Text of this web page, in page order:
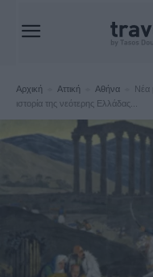
Αρχική Αττική Αθήνα
Νέα
ιστορία της νεότερης Ελλάδας...